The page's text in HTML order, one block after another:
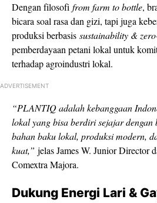
Dengan filosofi from farm to bottle,
bicara soal rasa dan gizi, tapi juga
produksi berbasis sustainability &
pemberdayaan petani lokal untuk
terhadap agroindustri lokal.
ADVERTISEMENT
“PLANTIQ adalah kebanggaan
lokal yang bisa berdiri sejajar
bahan baku lokal, produksi modern,
kuat,” jelas James W. Junior Director
Comextra Majora.
Dukung Energi Lari &